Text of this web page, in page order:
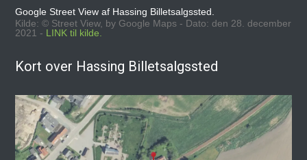
Google Street View af Hassing Billetsalgssted.
Kilde: © Street View, by Google Maps - Dato: den 28. december
2021 - LINK til kilde.
Kort over Hassing Billetsalgssted